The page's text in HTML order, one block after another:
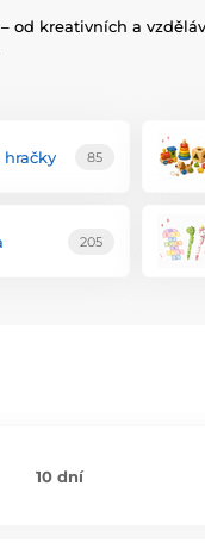
od kreativních a
hračky 85
205
10 dní